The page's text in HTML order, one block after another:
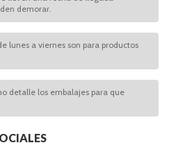
demorar.
lunes a viernes son para productos
detalle los embalajes para que